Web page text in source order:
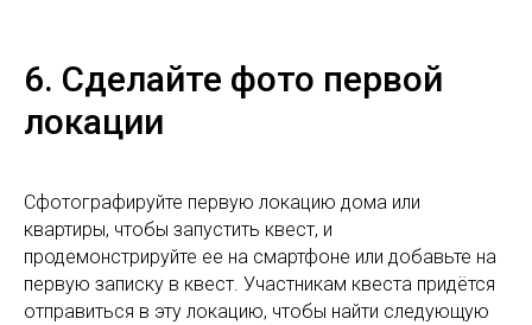
6. Сделайте фото первой
локации
Сфотографируйте первую локацию дома или
квартиры, чтобы запустить квест, и
продемонстрируйте ее на смартфоне или добавьте на
первую записку в квест. Участникам квеста придётся
отправиться в эту локацию, чтобы найти следующую